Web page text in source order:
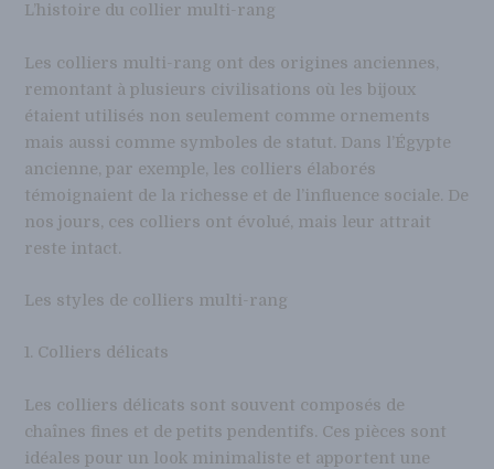
L’histoire du collier multi-rang
Les colliers multi-rang ont des origines anciennes,
remontant à plusieurs civilisations où les bijoux
étaient utilisés non seulement comme ornements
mais aussi comme symboles de statut. Dans l’Égypte
ancienne, par exemple, les colliers élaborés
témoignaient de la richesse et de l’influence sociale. De
nos jours, ces colliers ont évolué, mais leur attrait
reste intact.
Les styles de colliers multi-rang
1. Colliers délicats
Les colliers délicats sont souvent composés de
chaînes fines et de petits pendentifs. Ces pièces sont
idéales pour un look minimaliste et apportent une